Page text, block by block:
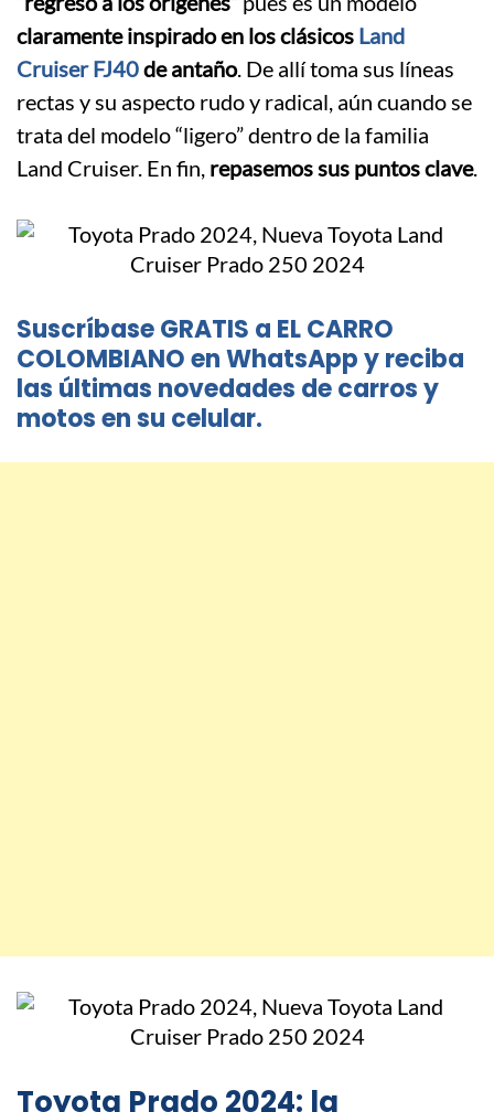
claramente inspirado en los clásicos Land
Cruiser FJ40de antaño. De allí toma sus líneas
rectas y su aspecto rudo y radical, aún cuando se
trata del modelo “ligero” dentro de la familia
Land Cruiser. En fin, repasemos sus puntos clave.
Suscríbase GRATIS a EL CARRO
COLOMBIANO en WhatsApp y reciba
las últimas novedades de carros y
motos en su celular.
Toyota Prado 2024: la